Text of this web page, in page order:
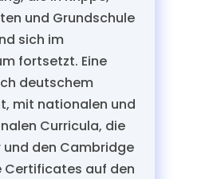
und Grundschule
sich im
fortsetzt. Eine
deutschem
mit nationalen und
Curricula, die
den Cambridge
Certificates auf den